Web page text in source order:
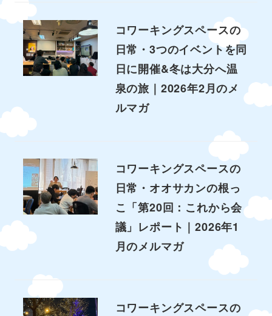
コワーキングスペースの
日常・3つのイベントを同
日に開催&冬は大分へ温
泉の旅｜2026年2月のメ
ルマガ
コワーキングスペースの
日常・オオサカンの根っ
こ「第20回：これから会
議」レポート｜2026年1
月のメルマガ
コワーキングスペースの